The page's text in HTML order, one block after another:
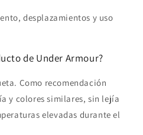
desplazamientos y uso
de Under Armour?
Como recomendación
y colores similares, sin lejía
elevadas durante el